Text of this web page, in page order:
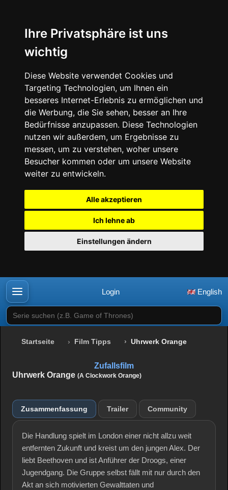
Ihre Privatsphäre ist uns
wichtig
Diese Website verwendet Cookies und
Targeting Technologien, um Ihnen ein
besseres Internet-Erlebnis zu ermöglichen und
die Werbung, die Sie sehen, besser an Ihre
Bedürfnisse anzupassen. Diese Technologien
nutzen wir außerdem, um Ergebnisse zu
messen, um zu verstehen, woher unsere
Besucher kommen oder um unsere Website
weiter zu entwickeln.
Alle akzeptieren
Ich lehne ab
Einstellungen ändern
Login English
Serie suchen (z.B. Game of Thrones)
Startseite Film Tipps Uhrwerk Orange
Zufallsfilm
Uhrwerk Orange (A Clockwork Orange)
Zusammenfassung Trailer Community
Die Handlung spielt im London einer nicht allzu weit
entfernten Zukunft und kreist um den jungen Alex. Der
liebt Beethoven und ist Anführer der Droogs, einer
Jugendgang. Die Gruppe selbst fällt mit nur durch den
Akt an sich motivierten Gewalttaten und